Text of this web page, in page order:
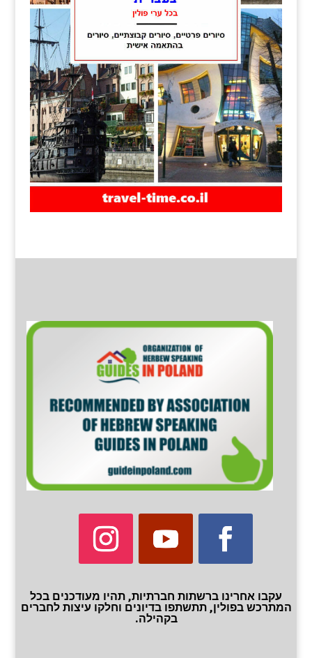
עקבו אחרינו ברשתות חברתיות, תהיו מעודכנים בכל
המתרכש בפולין, תתשתפו בדיונים וחלקו עיצות לחברים
בקהילה.